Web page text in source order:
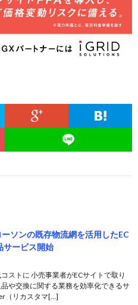
ソンの既存物流網を活用したEC
サービス開始
ストに 小売事業者がECサイトで取り
や交換に関する業務を効率化できるサ
（リカスタマ[…]